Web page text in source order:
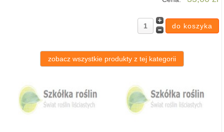
zobacz wszystkie produkty z tej kategorii